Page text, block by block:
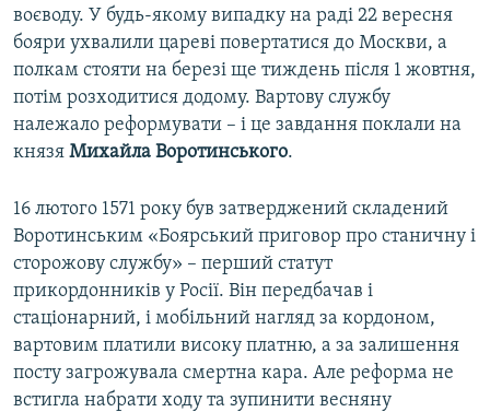
воєводу. У будь-якому випадку на раді 22 вересня
бояри ухвалили цареві повертатися до Москви, а
полкам стояти на березі ще тиждень після 1 жовтня,
потім розходитися додому. Вартову службу
належало реформувати – і це завдання поклали на
князя Михайла Воротинського.
16 лютого 1571 року був затверджений складений
Воротинським «Боярський приговор про станичну і
сторожову службу» – перший статут
прикордонників у Росії. Він передбачав і
стаціонарний, і мобільний нагляд за кордоном,
вартовим платили високу платню, а за залишення
посту загрожувала смертна кара. Але реформа не
встигла набрати ходу та зупинити весняну